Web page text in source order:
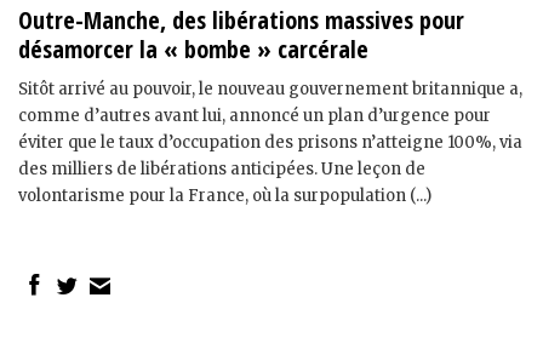
Outre-Manche, des libérations massives pour
désamorcer la « bombe » carcérale
Sitôt arrivé au pouvoir, le nouveau gouvernement britannique a,
comme d’autres avant lui, annoncé un plan d’urgence pour
éviter que le taux d’occupation des prisons n’atteigne 100%, via
des milliers de libérations anticipées. Une leçon de
volontarisme pour la France, où la surpopulation (...)